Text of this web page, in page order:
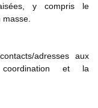
y compris le
masse.
adresses aux
et la